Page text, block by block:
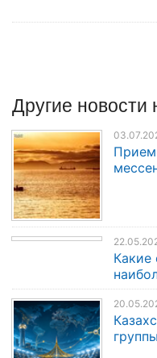
Другие новости
Прием
Какие